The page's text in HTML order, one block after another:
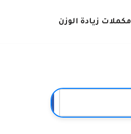
مكملات زيادة الوزن